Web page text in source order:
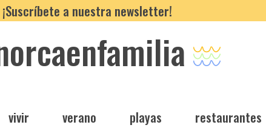
¡Suscríbete a nuestra newsletter!
vivir verano playas restaurantes